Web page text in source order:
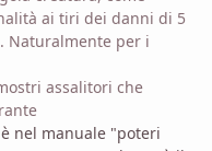
ai tiri dei danni di 5
Naturalmente per i
assalitori che
nel manuale "poteri